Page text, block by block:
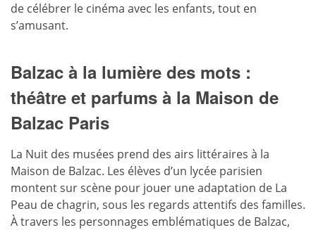
de célébrer le cinéma avec les enfants, tout en
s’amusant.
Balzac à la lumière des mots :
théâtre et parfums à la Maison de
Balzac Paris
La Nuit des musées prend des airs littéraires à la
Maison de Balzac. Les élèves d’un lycée parisien
montent sur scène pour jouer une adaptation de La
Peau de chagrin, sous les regards attentifs des familles.
À travers les personnages emblématiques de Balzac,